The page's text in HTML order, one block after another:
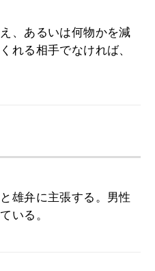
、あるいは何物かを減
れる相手でなければ、
雄弁に主張する。男性
いる。